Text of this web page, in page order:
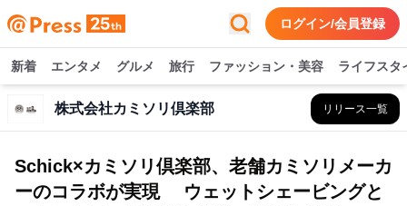
ログイン/会員登録
新着 エンタメ グルメ 旅行 ファッション・美容 ライフスタ
株式会社カミソリ倶楽部 リリース一覧
Schick×カミソリ倶楽部、老舗カミソリメーカ
ーのコラボが実現 ウェットシェービングと